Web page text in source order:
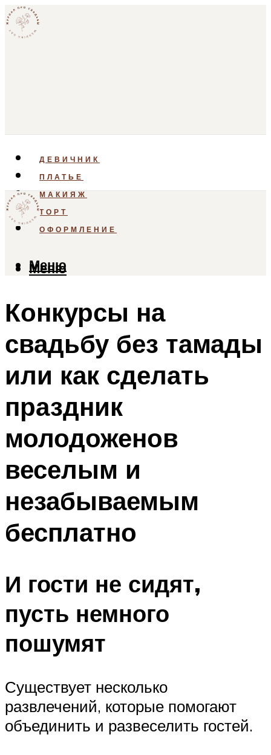
ДЕВИЧНИК
ПЛАТЬЕ
МАКИЯЖ
ТОРТ
ОФОРМЛЕНИЕ
Меню
Меню
Конкурсы на
свадьбу без тамады
или как сделать
праздник
молодоженов
веселым и
незабываемым
бесплатно
И гости не сидят,
пусть немного
пошумят
Существует несколько
развлечений, которые помогают
объединить и развеселить гостей.